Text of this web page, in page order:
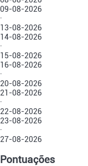
09-08-2026
·
13-08-2026
14-08-2026
·
15-08-2026
16-08-2026
·
20-08-2026
21-08-2026
·
22-08-2026
23-08-2026
·
27-08-2026
Pontuações